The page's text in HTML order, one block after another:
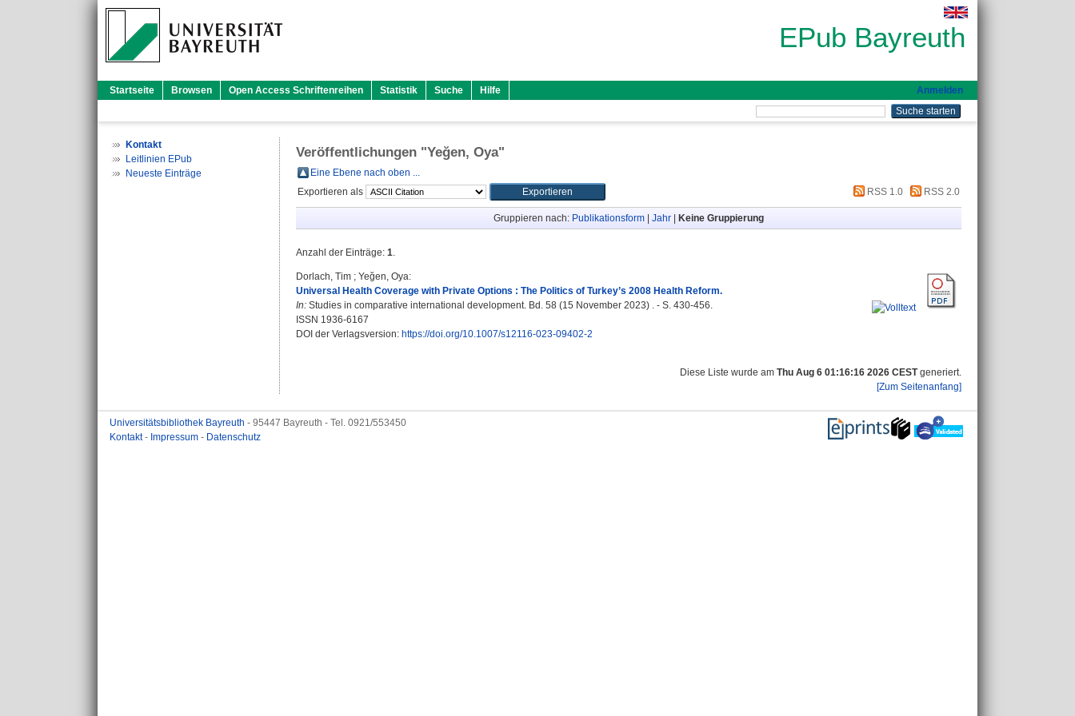
EPub Bayreuth
Startseite Browsen Open Access Schriftenreihen Statistik Suche Hilfe Anmelden
Kontakt
Leitlinien EPub
Neueste Einträge
Veröffentlichungen "Yeğen, Oya"
Eine Ebene nach oben ...
Exportieren als
RSS 1.0 RSS 2.0
Gruppieren nach: Publikationsform Jahr Keine Gruppierung
Anzahl der Einträge: 1.
Dorlach, Tim ; Yeğen, Oya:
Universal Health Coverage with Private Options : The Politics of Turkey’s 2008 Health Reform.
In: Studies in comparative international development. Bd. 58 (15 November 2023) . - S. 430-456.
ISSN 1936-6167
DOI der Verlagsversion: https://doi.org/10.1007/s12116-023-09402-2
Diese Liste wurde am Thu Aug 6 01:16:16 2026 CESTgeneriert.
[Zum Seitenanfang]
Universitätsbibliothek Bayreuth - 95447 Bayreuth - Tel. 0921/553450
Kontakt- Impressum - Datenschutz